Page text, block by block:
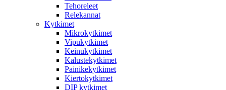
Tehoreleet
Relekannat
Kytkimet
Mikrokytkimet
Vipukytkimet
Keinukytkimet
Kalustekytkimet
Painikekytkimet
Kiertokytkimet
DIP kytkimet